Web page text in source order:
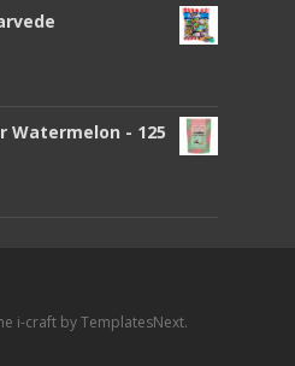
Watermelon - 125
i-craft by TemplatesNext.